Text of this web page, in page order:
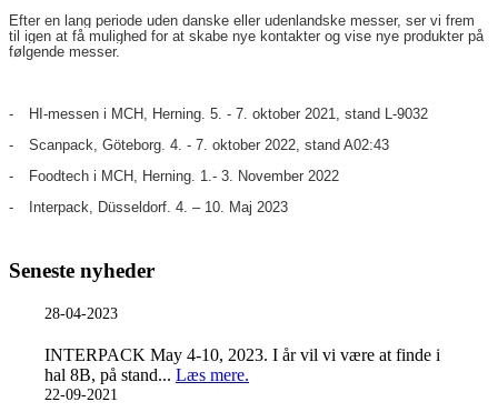
Efter en lang periode uden danske eller udenlandske messer, ser vi frem
til igen at få mulighed for at skabe nye kontakter og vise nye produkter på
følgende messer.
-
HI-messen i MCH, Herning. 5. - 7. oktober 2021, stand L-9032
-
Scanpack, Göteborg. 4. - 7. oktober 2022, stand A02:43
-
Foodtech i MCH, Herning. 1.- 3. November 2022
-
Interpack, Düsseldorf. 4. – 10. Maj 2023
Seneste nyheder
28-04-2023
INTERPACK May 4-10, 2023. I år vil vi være at finde i
hal 8B, på stand... Læs mere.
22-09-2021